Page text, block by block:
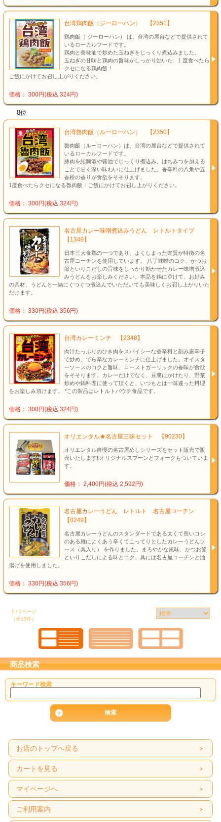
台湾鶏肉飯（ジーローハン） 【2351】
鶏肉飯（ ジーローハン） は、台湾の屋台などで提供されて
いるローカルフードです。
鶏肉と香味油で炒めた玉ねぎをじっくり煮込みました。
玉ねぎの甘味と鶏肉の旨味がしっかり効いた、1 度食べたら
クセになる鶏肉飯！
ご飯にかけてお召し上がりください。
価格： 300円(税込 324円)
8位
台湾魯肉飯（ルーローハン） 【2350】
魯肉飯（ルーローハン）は、台湾の屋台などで提供されて
いるローカルフードです。
豚肉を紹興酒や醤油でじっくり煮込み、はちみつを加える
ことで甘く深い味わいに仕上げました。香辛料の八角や五
香粉の香りが食欲をそそります。
1度食べたらクセになる魯肉飯！ご飯にかけてお召し上がりください。
価格： 300円(税込 324円)
名古屋カレー味噌煮込みうどん レトルトタイプ
【1349】
日本三大食鶏の一つであり、よくしまった肉質が特徴の名
古屋コーチンを使用しています。 八丁味噌のコク、かつお
節といりこだしの旨味をしっかり効かせたカレー味噌煮込
みうどんをお楽しみください。本品を鍋に空けて、お好み
の具材、うどんと一緒にぐつぐつ煮込んでいただいても美味しくお召し上がりいた
だけます。
価格： 330円(税込 356円)
台湾カレーミンチ 【2348】
肉汁たっぷりのひき肉をスパイシーな香辛料と刻み唐辛子
で炒め、でら辛なカレーミンチに仕上げました。オイスタ
ーソースのコクと旨味、ローストガーリックの香味が食欲
をそそります。カレーだけでなく、豆腐にかけたり、野菜
炒めや鍋料理に使って頂くと、いつもとは一味違った料理
をお楽しみ頂けます。 *この製品はレトルトパウチ食品です。
価格： 300円(税込 324円)
オリエンタル★名古屋三昧セット 【90230】
オリエンタル自慢の名古屋めしシリーズをセット販売で販
売いたします!!オリジナルスプーンとフォークもついていま
す。
価格： 2,400円(税込 2,592円)
名古屋カレーうどん レトルト 名古屋コーチン
【0249】
名古屋カレーうどんのスタンダードである太くて長いコシ
のある麺によくあう辛くてこってりとしたカレーうどんソ
ース（具入り） を作りました。まろやかな風味、かつお節
といりこだしによる味とコク、具には名古屋コーチンと油
揚げを使用しました。
価格： 330円(税込 356円)
1 / 1ページ
（全13件）
商品検索
キーワード検索
お店のトップへ戻る
カートを見る
マイページへ
ご利用案内